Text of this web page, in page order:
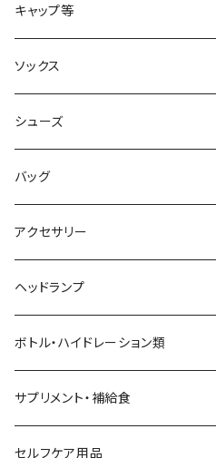
acu Products
AILEY
AKIV
ALTRA
aroma vera
AZUMA BAG
BANANA GO
Beruf Baggage
Body Glide
トップス
ボトムス
キャップ等
キャップ・ハット
ヘッドバンド
ソックス
シューズ
バッグ
バックパック
ショルダーバッグ
トートバッグ
2WAYバッグ/3WAYバッグ
その他バッグ
アクセサリー
サングラス
てぬぐい
財布
アームカバー
ヘッドランプ
ボトル・ハイドレーション類
サプリメント・補給食
セルフケア用品